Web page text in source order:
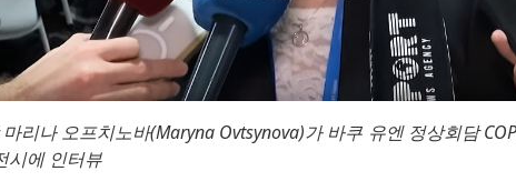
마리나 오프치노바(Maryna Ovtsynova)가 바쿠 유엔 정상회담
시에 인터뷰